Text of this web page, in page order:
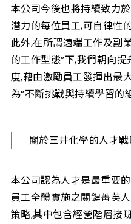
本公司今後也將持續致力
潛力的每位員工,可自律性
此外,在所謂遠端工作及副
的工作型態”下,我們朝向
度,藉由激勵員工發揮出最
為”不斷挑戰與持續學習的
關於三井化學的人才
本公司認為人才是最重要
員工全體實施之關鍵菁英
策略,其中包含經營階層